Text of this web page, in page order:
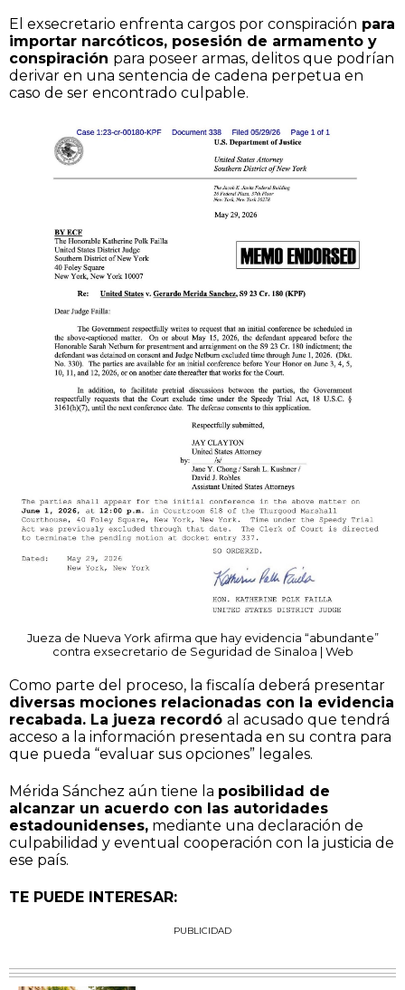
El exsecretario enfrenta cargos por conspiración para
importar narcóticos, posesión de armamento y
conspiración para poseer armas, delitos que podrían
derivar en una sentencia de cadena perpetua en
caso de ser encontrado culpable.
Jueza de Nueva York afirma que hay evidencia “abundante”
contra exsecretario de Seguridad de Sinaloa | Web
Como parte del proceso, la fiscalía deberá presentar
diversas mociones relacionadas con la evidencia
recabada. La jueza recordó al acusado que tendrá
acceso a la información presentada en su contra para
que pueda “evaluar sus opciones” legales.
Mérida Sánchez aún tiene la posibilidad de
alcanzar un acuerdo con las autoridades
estadounidenses, mediante una declaración de
culpabilidad y eventual cooperación con la justicia de
ese país.
TE PUEDE INTERESAR:
PUBLICIDAD